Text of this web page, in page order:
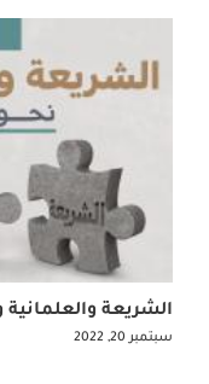
الشريعة
سبتمبر 20, 2022